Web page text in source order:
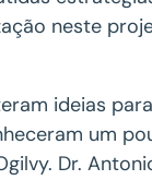
neste
ideias
um
Dr.